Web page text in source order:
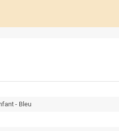
- Bleu